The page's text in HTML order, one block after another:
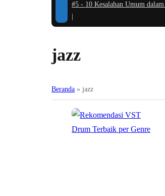
#5 - 10 Kesalahan Umum
jazz
Beranda » jazz